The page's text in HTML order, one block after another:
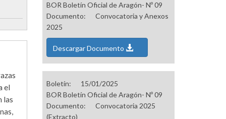
el
las
BOR Boletín Oficial de Aragón- Nº 09
Documento:
Convocatoria y Anexos
2025
Descargar Documento
Boletín:
15/01/2025
BOR Boletín Oficial de Aragón- Nº 09
Documento:
Convocatoria 2025
(Extracto)